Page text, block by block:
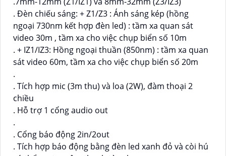
. Đèn chiếu sáng: + Z1/Z3 : Ánh sáng kép (hồng
ngoại 730nm kết hợp đèn led) : tầm xa quan sát
video 30m , tầm xa cho việc chụp biển số 10m
. + IZ1/IZ3: Hồng ngoại thuần (850nm) : tầm xa quan
sát video 60m, tầm xa cho việc chụp biển số 20m
.
. Tích hợp mic (3m thu) và loa (2W), đàm thoại 2
chiều
. Hỗ trợ 1 cổng audio out
.
. Cổng báo động 2in/2out
. Tích hợp báo động bằng đèn led xanh đỏ và còi hú